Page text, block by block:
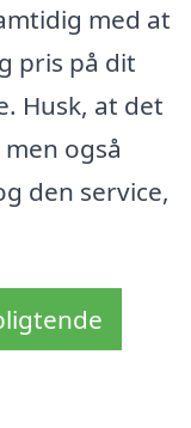
med at
pris på dit
Husk, at det
også
den service,